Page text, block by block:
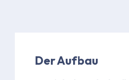
Der Aufbau